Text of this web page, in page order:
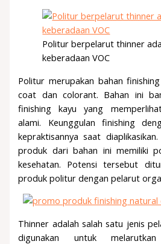
Politur berpelarut thinner
keberadaan VOC
Politur merupakan bahan
coat dan colorant. Bahan ini
finishing kayu yang
alami. Keunggulan finishing
kepraktisannya saat
produk dari bahan ini memiliki
kesehatan. Potensi tersebut
produk politur dengan pelarut
Thinner adalah salah satu jenis
digunakan untuk